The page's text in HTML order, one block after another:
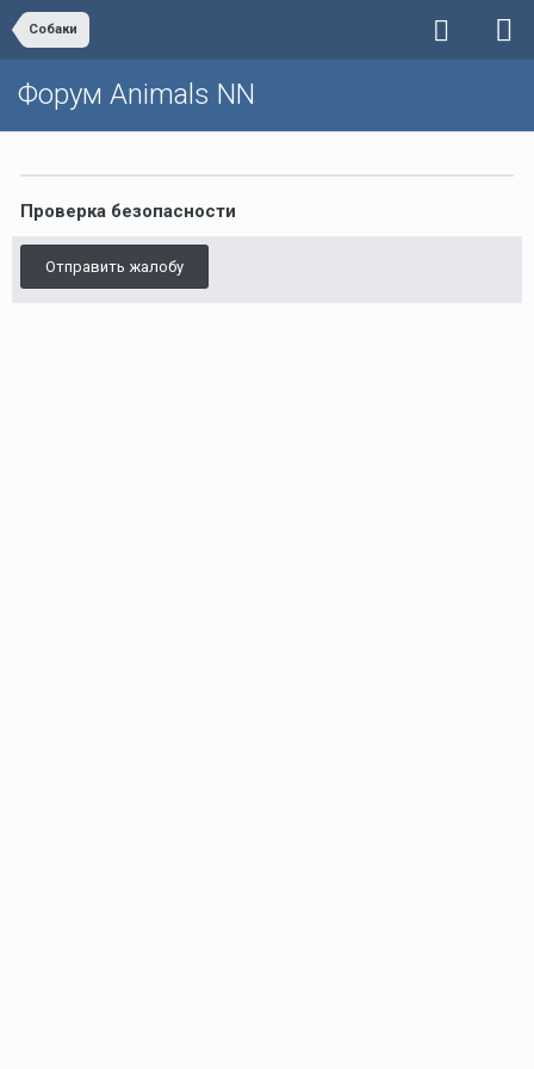
Собаки
Форум Animals NN
Проверка безопасности
Отправить жалобу